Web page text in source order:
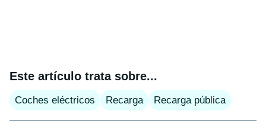
Este artículo trata sobre...
Coches eléctricos Recarga Recarga pública